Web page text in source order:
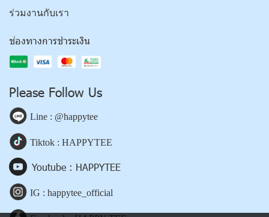
ร่วมงานกับเรา
ช่องทางการชำระเงิน
Please Follow Us
Line : @happytee
Tiktok : HAPPYTEE
Youtube : HAPPYTEE
IG : happytee_official